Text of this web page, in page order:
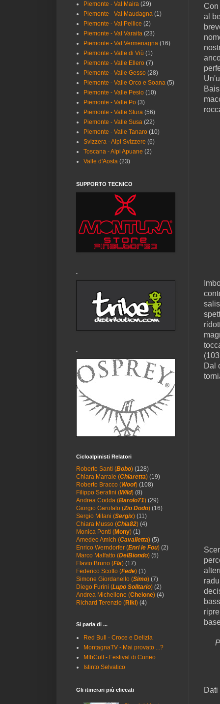
Con
al
Dal
Dati
Piemonte - Val Maira (29)
Piemonte - Val Maudagna (1)
Piemonte - Val Pellice (2)
Piemonte - Val Varaita (23)
Piemonte - Val Vermenagna (16)
Piemonte - Valle di Viù (1)
Piemonte - Valle Ellero (7)
Piemonte - Valle Gesso (28)
Piemonte - Valle Orco e Soana (5)
Piemonte - Valle Pesio (10)
Piemonte - Valle Po (3)
Piemonte - Valle Stura (56)
Piemonte - Valle Susa (22)
Piemonte - Valle Tanaro (10)
Svizzera - Alpi Svizzere (6)
Toscana - Alpi Apuane (2)
Valle d'Aosta (23)
SUPPORTO TECNICO
.
.
Cicloalpinisti Relatori
Roberto Santi (Bobo) (128)
Chiara Marrale (Chiaretta) (19)
Roberto Bracco (Woof) (108)
Filippo Serafini (Wild) (8)
Andrea Codda (Barolo71) (29)
Giorgio Garofalo (Zio Dodo) (16)
Sergio Milani (Sergix) (11)
Chiara Musso (Chia82) (4)
Monica Ponti (Mony) (1)
Amedeo Amich (Cavalletta) (5)
Enrico Werndorfer (Enri le Fou) (2)
Marco Malfatto (DelBiondo) (5)
Flavio Bruno (Fla) (17)
Federico Scotto (Fede) (1)
Simone Giordanello (Simo) (7)
Diego Furini (Lupo Solitario) (2)
Andrea Michellone (Chelone) (4)
Richard Terenzio (Riki) (4)
Si parla di ...
Red Bull - Croce e Delizia
MontagnaTV - Mai provato ...?
MtbCult - Festival di Cuneo
Istinto Selvatico
Gli itinerari più cliccati